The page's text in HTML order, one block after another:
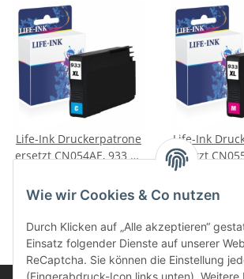
Life-Ink Druckerpatrone
ersetzt CN054AE, 933 XL
Life-Ink
ersetzt
für HP
Wie wir Cookies & Co nutzen
Durch Klicken auf „Alle akzeptieren“
Einsatz folgender Dienste auf unserer
ReCaptcha. Sie können die Einstellung